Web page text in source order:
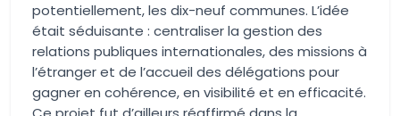
potentiellement, les dix-neuf communes. L’idée
était séduisante : centraliser la gestion des
relations publiques internationales, des missions à
l’étranger et de l’accueil des délégations pour
gagner en cohérence, en visibilité et en efficacité.